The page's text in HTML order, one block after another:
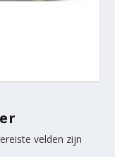
velden zijn